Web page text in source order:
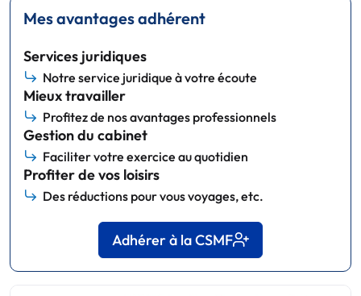
Mes avantages adhérent
Services juridiques
Notre service juridique à votre écoute
Mieux travailler
Profitez de nos avantages professionnels
Gestion du cabinet
Faciliter votre exercice au quotidien
Profiter de vos loisirs
Des réductions pour vous voyages, etc.
Adhérer à la CSMF